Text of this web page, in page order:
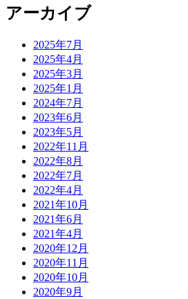
アーカイブ
2025年7月
2025年4月
2025年3月
2025年1月
2024年7月
2023年6月
2023年5月
2022年11月
2022年8月
2022年7月
2022年4月
2021年10月
2021年6月
2021年4月
2020年12月
2020年11月
2020年10月
2020年9月